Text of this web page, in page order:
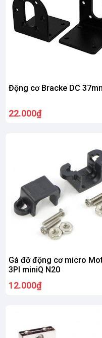
Động cơ Bracke DC
22.000₫
Gá đỡ động cơ micro
3PI miniQ N20
12.000₫